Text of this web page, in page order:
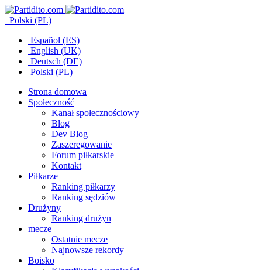
Polski (PL)
Español (ES)
English (UK)
Deutsch (DE)
Polski (PL)
Strona domowa
Społeczność
Kanał społecznościowy
Blog
Dev Blog
Zaszeregowanie
Forum piłkarskie
Kontakt
Piłkarze
Ranking piłkarzy
Ranking sędziów
Drużyny
Ranking drużyn
mecze
Ostatnie mecze
Najnowsze rekordy
Boisko